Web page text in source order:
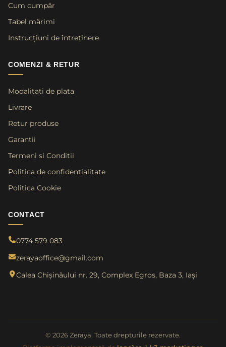
Cum cumpăr
Tabel mărimi
Instrucțiuni de întreținere
COMENZI & RETUR
Modalitati de plata
Livrare
Retur produse
Garantii
Termeni si Conditii
Politica de confidentialitate
Politica Cookie
CONTACT
0774 579 083
zerayaoffice@gmail.com
Calea Chișinăului nr. 29, Complex Egros, Baza 3, Iași
© 2026 Zeraya. Toate drepturile rezervate.